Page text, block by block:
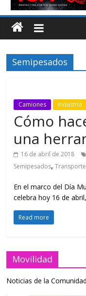
Semipesados
Camiones Industria
Cómo
una
16 de abril de 2018
Semipesados,Transporte
En el marco del Día
celebra hoy 16 de
Read more
Movilidad
Noticias de la